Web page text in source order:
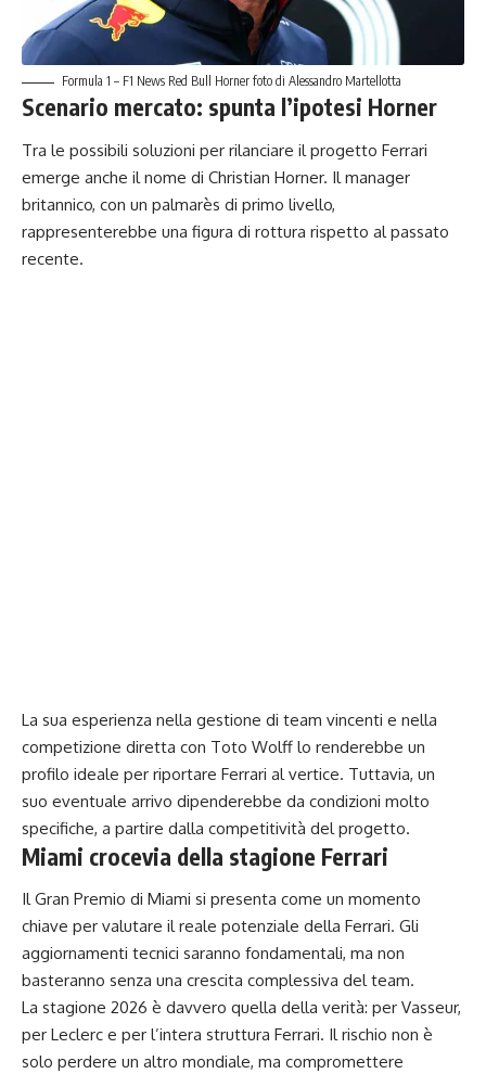
Formula 1 – F1 News Red Bull Horner foto di Alessandro Martellotta
Scenario mercato: spunta l’ipotesi Horner
Tra le possibili soluzioni per rilanciare il progetto Ferrari
emerge anche il nome di Christian Horner. Il manager
britannico, con un palmarès di primo livello,
rappresenterebbe una figura di rottura rispetto al passato
recente.
La sua esperienza nella gestione di team vincenti e nella
competizione diretta con Toto Wolff lo renderebbe un
profilo ideale per riportare Ferrari al vertice. Tuttavia, un
suo eventuale arrivo dipenderebbe da condizioni molto
specifiche, a partire dalla competitività del progetto.
Miami crocevia della stagione Ferrari
Il Gran Premio di Miami si presenta come un momento
chiave per valutare il reale potenziale della Ferrari. Gli
aggiornamenti tecnici saranno fondamentali, ma non
basteranno senza una crescita complessiva del team.
La stagione 2026 è davvero quella della verità: per Vasseur,
per Leclerc e per l’intera struttura Ferrari. Il rischio non è
solo perdere un altro mondiale, ma compromettere